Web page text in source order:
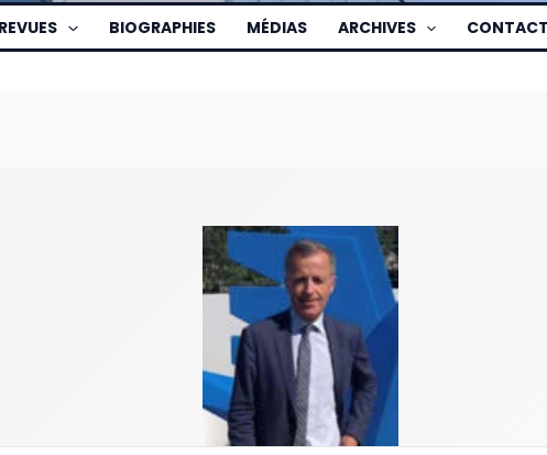
REVUES BIOGRAPHIES MÉDIAS ARCHIVES CONTACT